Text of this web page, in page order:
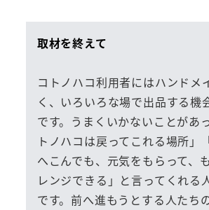
取材を終えて
コトノハコ利用者にはハンドメ
く、いろいろな場で出品する機
です。うまくいかないことがあ
トノハコは戻ってこれる場所」
へこんでも、元気をもらって、
レンジできる」と言ってくれる
です。前へ進もうとする人たち